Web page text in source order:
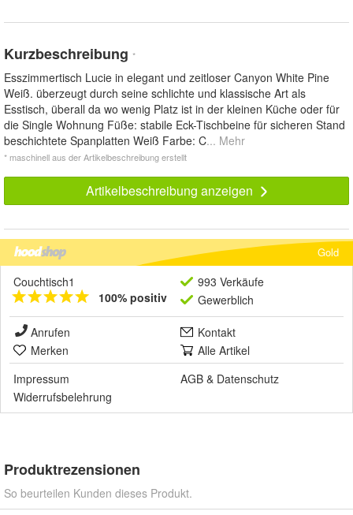
Kurzbeschreibung *
Esszimmertisch Lucie in elegant und zeitloser Canyon White Pine
Weiß. überzeugt durch seine schlichte und klassische Art als
Esstisch, überall da wo wenig Platz ist in der kleinen Küche oder für
die Single Wohnung Füße: stabile Eck-Tischbeine für sicheren Stand
beschichtete Spanplatten Weiß Farbe: C... Mehr
* maschinell aus der Artikelbeschreibung erstellt
Artikelbeschreibung anzeigen
Gold
Couchtisch1
100% positiv
993 Verkäufe
Gewerblich
Anrufen
Kontakt
Merken
Alle Artikel
Impressum
AGB & Datenschutz
Widerrufsbelehrung
Produktrezensionen
So beurteilen Kunden dieses Produkt.